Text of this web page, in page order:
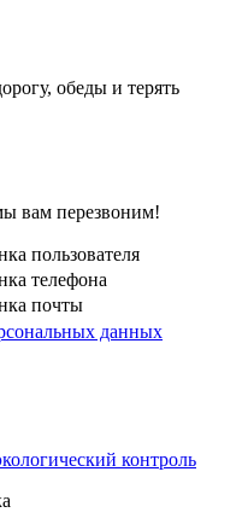
обеды и терять
вам перезвоним!
данных